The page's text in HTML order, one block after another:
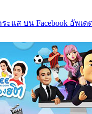
ะแส บน Facebook อัพเด